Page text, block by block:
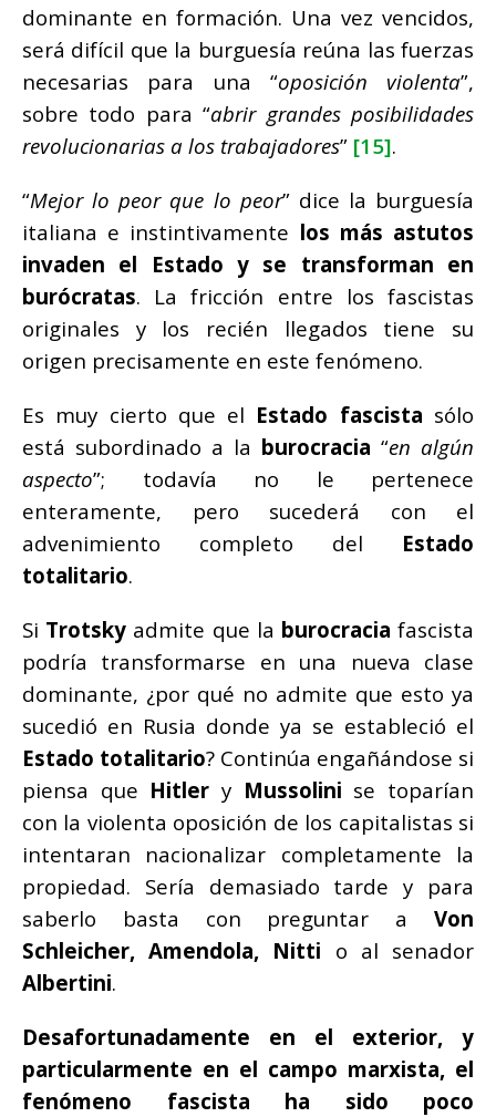
dominante en formación. Una vez vencidos,
será difícil que la burguesía reúna las fuerzas
necesarias para una “oposición violenta”,
sobre todo para “abrir grandes posibilidades
revolucionarias a los trabajadores” [15].
“Mejor lo peor que lo peor” dice la burguesía
italiana e instintivamente los más astutos
invaden el Estado y se transforman en
burócratas. La fricción entre los fascistas
originales y los recién llegados tiene su
origen precisamente en este fenómeno.
Es muy cierto que el Estado fascista sólo
está subordinado a la burocracia “en algún
aspecto”; todavía no le pertenece
enteramente, pero sucederá con el
advenimiento completo del Estado
totalitario.
Si Trotsky admite que la burocracia fascista
podría transformarse en una nueva clase
dominante, ¿por qué no admite que esto ya
sucedió en Rusia donde ya se estableció el
Estado totalitario? Continúa engañándose si
piensa que Hitler y Mussolini se toparían
con la violenta oposición de los capitalistas si
intentaran nacionalizar completamente la
propiedad. Sería demasiado tarde y para
saberlo basta con preguntar a Von
Schleicher, Amendola, Nitti o al senador
Albertini.
Desafortunadamente en el exterior, y
particularmente en el campo marxista, el
fenómeno fascista ha sido poco